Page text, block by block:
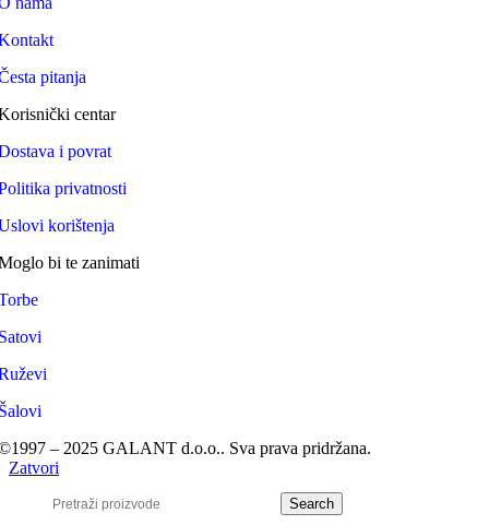
pitanja
centar
i povrat
privatnosti
korištenja
bi te zanimati
– 2025 GALANT d.o.o.. Sva prava pridržana.
Zatvori
Search